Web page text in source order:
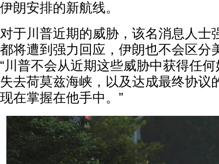
伊朗安排的新航线。
对于川普近期的威胁，该名消息人士
都将遭到强力回应，伊朗也不会区分
“川普不会从近期这些威胁中获得任
失去荷莫兹海峡，以及达成最终协议
现在掌握在他手中。”